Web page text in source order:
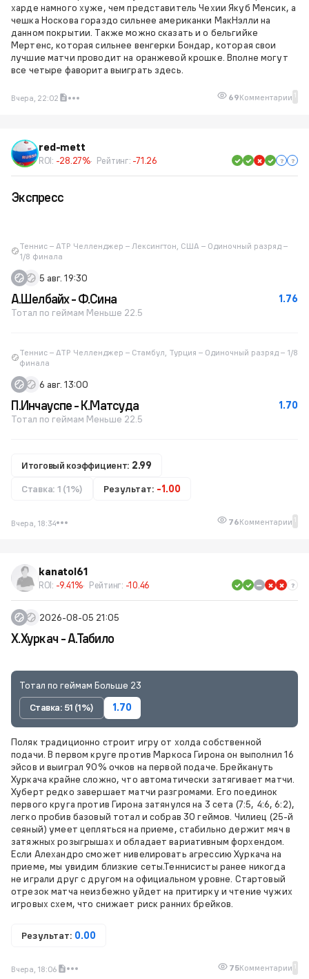
харде намного хуже, чем представитель Чехии Якуб Менсик, а
чешка Носкова гораздо сильнее американки МакНэлли на
данном покрытии. Также можно сказать и о бельгийке
Мертенс, которая сильнее венгерки Бондар, которая свои
лучшие матчи проводит на оранжевой крошке. Вполне могут
все четыре фаворита выиграть здесь.
Вчера, 22:02 69Комментарии 1
red-mett
ROI: -28.27% Рейтинг: -71.26
Экспресс
Теннис – ATP Челленджер – Лексингтон, США – Одиночный разряд –
1/8 финала
5 авг. 19:30
1.76
А.Шелбайх - Ф.Сина
Тотал по геймам Меньше 22.5
Теннис – ATP Челленджер – Стамбул, Турция – Одиночный разряд – 1/8
финала
6 авг. 13:00
1.70
П.Инчауспе - К.Матсуда
Тотал по геймам Меньше 22.5
Итоговый коэффициент: 2.99
Ставка: 1 (1%)
Результат: -1.00
Вчера, 18:34 76Комментарии 1
kanatol61
ROI: -9.41% Рейтинг: -10.46
2026-08-05 21:05
Х.Хуркач - А.Табило
Тотал по геймам Больше 23
Ставка: 51 (1%)
1.70
Поляк традиционно строит игру от холда собственной
подачи. В первом круге против Маркоса Гирона он выполнил 16
эйсов и выиграл 90% очков на первой подаче. Брейкануть
Хуркача крайне сложно, что автоматически затягивает матчи.
Хуберт редко завершает матчи разгромами. Его поединок
первого круга против Гирона затянулся на 3 сета (7:5, 4:6, 6:2),
легко пробив базовый тотал и собрав 30 геймов. Чилиец (25-й
сеяный) умеет цепляться на приеме, стабильно держит мяч в
затяжных розыгрышах и обладает вариативным форхендом.
Если Алехандро сможет нивелировать агрессию Хуркача на
приеме, мы увидим близкие сеты.Теннисисты ранее никогда
не играли друг с другом на официальном уровне. Стартовый
отрезок матча неизбежно уйдет на притирку и чтение чужих
игровых схем, что снижает риск ранних брейков.
Результат: 0.00
Вчера, 18:06 75Комментарии 1